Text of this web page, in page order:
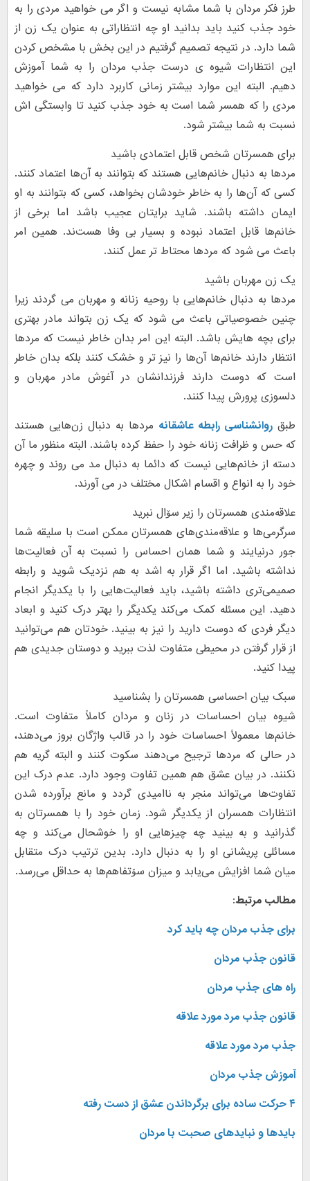
طرز فکر مردان با شما مشابه نیست و اگر می خواهید مردی را به
خود جذب کنید باید بدانید او چه انتظاراتی به عنوان یک زن از
شما دارد. در نتیجه تصمیم گرفتیم در این بخش با مشخص کردن
این انتظارات شیوه ی درست جذب مردان را به شما آموزش
دهیم. البته این موارد بیشتر زمانی کاربرد دارد که می خواهید
مردی را که همسر شما است به خود جذب کنید تا وابستگی اش
نسبت به شما بیشتر شود.
برای همسرتان شخص قابل اعتمادی باشید
مردها به دنبال خانم‌هایی هستند که بتوانند به آن‌ها اعتماد کنند.
کسی که آن‌ها را به خاطر خودشان بخواهد، کسی که بتوانند به او
ایمان داشته باشند. شاید برایتان عجیب باشد اما برخی از
خانم‌ها قابل اعتماد نبوده و بسیار بی وفا هست‌ند. همین امر
باعث می شود که مردها محتاط تر عمل کنند.
یک زن مهربان باشید
مردها به دنبال خانم‌هایی با روحیه زنانه و مهربان می گردند زیرا
چنین خصوصیاتی باعث می شود که یک زن بتواند مادر بهتری
برای بچه هایش باشد. البته این امر بدان خاطر نیست که مردها
انتظار دارند خانم‌ها آن‌ها را نیز تر و خشک کنند بلکه بدان خاطر
است که دوست دارند فرزندانشان در آغوش مادر مهربان و
دلسوزی پرورش پیدا کنند.
طبق روانشناسی رابطه عاشقانه مردها به دنبال زن‌هایی هستند
که حس و ظرافت زنانه خود را حفظ کرده باشند. البته منظور ما آن
دسته از خانم‌هایی نیست که دائما به دنبال مد می روند و چهره
خود را به انواع و اقسام اشکال مختلف در می آورند.
علاقه‌مندی همسرتان را زیر سۆال نبرید
سرگرمی‌ها و علاقه‌مندی‌های همسرتان ممکن است با سلیقه شما
جور درنیایند و شما همان احساس را نسبت به آن فعالیت‌ها
نداشته باشید. اما اگر قرار به اشد به هم نزدیک شوید و رابطه
صمیمی‌تری داشته باشید، باید فعالیت‌هایی را با یکدیگر انجام
دهید. این مسئله کمک می‌کند یکدیگر را بهتر درک کنید و ابعاد
دیگر فردی که دوست دارید را نیز به بینید. خودتان هم می‌توانید
از قرار گرفتن در محیطی متفاوت لذت ببرید و دوستان جدیدی هم
پیدا کنید.
سبک بیان احساسی همسرتان را بشناسید
شیوه بیان احساسات در زنان و مردان کاملاً متفاوت است.
خانم‌ها معمولاً احساسات خود را در قالب واژگان بروز می‌دهند،
در حالی که مردها ترجیح می‌دهند سکوت کنند و البته گریه هم
نکنند. در بیان عشق هم همین تفاوت وجود دارد. عدم درک این
تفاوت‌ها می‌تواند منجر به ناامیدی گردد و مانع برآورده شدن
انتظارات همسران از یکدیگر شود. زمان خود را با همسرتان به
گذرانید و به بینید چه چیزهایی او را خوشحال می‌کند و چه
مسائلی پریشانی او را به دنبال دارد. بدین ترتیب درک متقابل
میان شما افزایش می‌یابد و میزان سۆتفاهم‌ها به حداقل می‌رسد.
مطالب مرتبط:
برای جذب مردان چه باید کرد
قانون جذب مردان
راه های جذب مردان
قانون جذب مرد مورد علاقه
جذب مرد مورد علاقه
آموزش جذب مردان
۴ حرکت ساده برای برگرداندن عشق از دست رفته
بایدها و نبایدهای صحبت با مردان